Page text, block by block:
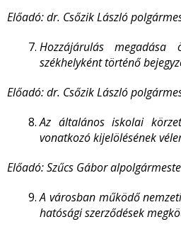
Előadó: dr. Csőzik László
Hozzájárulás megadása
székhelyként történő
Előadó: dr. Csőzik László
Az általános iskolai
vonatkozó kijelölésének
Előadó: Szűcs Gábor
A városban működő
hatósági szerződések